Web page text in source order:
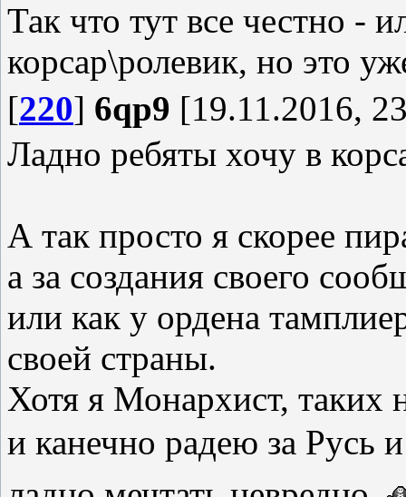
Так что тут все честно -
корсар\ролевик, но это
[220] 6qp9 [19.11.2016,
Ладно ребяты хочу в
А так просто я скорее
а за создания своего
или как у ордена
своей страны.
Хотя я Монархист, таких
и канечно радею за Русь